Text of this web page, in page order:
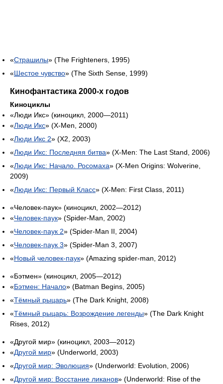
«Страшилы» (The Frighteners, 1995)
«Шестое чувство» (The Sixth Sense, 1999)
Кинофантастика 2000-х годов
Киноциклы
«Люди Икс» (киноцикл, 2000—2011)
«Люди Икс» (X-Men, 2000)
«Люди Икс 2» (X2, 2003)
«Люди Икс: Последняя битва» (X-Men: The Last Stand, 2006)
«Люди Икс: Начало. Росомаха» (X-Men Origins: Wolverine,
2009)
«Люди Икс: Первый Класс» (X-Men: First Class, 2011)
«Человек-паук» (киноцикл, 2002—2012)
«Человек-паук» (Spider-Man, 2002)
«Человек-паук 2» (Spider-Man II, 2004)
«Человек-паук 3» (Spider-Man 3, 2007)
«Новый человек-паук» (Amazing spider-man, 2012)
«Бэтмен» (киноцикл, 2005—2012)
«Бэтмен: Начало» (Batman Begins, 2005)
«Тёмный рыцарь» (The Dark Knight, 2008)
«Тёмный рыцарь: Возрождение легенды» (The Dark Knight
Rises, 2012)
«Другой мир» (киноцикл, 2003—2012)
«Другой мир» (Underworld, 2003)
«Другой мир: Эволюция» (Underworld: Evolution, 2006)
«Другой мир: Восстание ликанов» (Underworld: Rise of the